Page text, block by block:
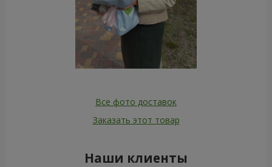
Все фото доставок
Заказать этот товар
Наши клиенты